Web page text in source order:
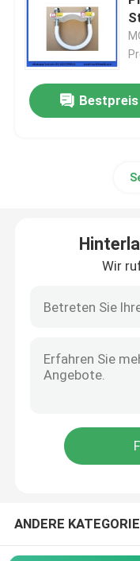
Ersatzteile für
Ersatzteile für
Betonpumpen
Betonbohrer
Bestpreis
Wir
ANDERE